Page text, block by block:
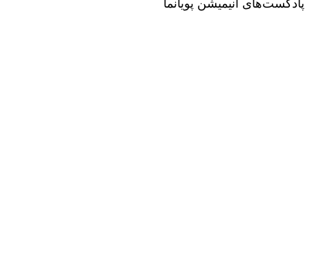
پادکست‌های انیمیشن پویانما